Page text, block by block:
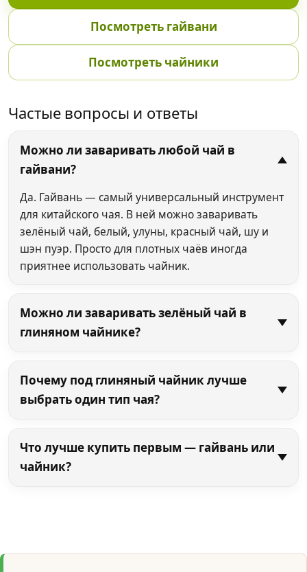
Посмотреть гайвани
Посмотреть чайники
Частые вопросы и ответы
Можно ли заваривать любой чай в
гайвани?
Да. Гайвань — самый универсальный инструмент
для китайского чая. В ней можно заваривать
зелёный чай, белый, улуны, красный чай, шу и
шэн пуэр. Просто для плотных чаёв иногда
приятнее использовать чайник.
Можно ли заваривать зелёный чай в
глиняном чайнике?
Почему под глиняный чайник лучше
выбрать один тип чая?
Что лучше купить первым — гайвань или
чайник?